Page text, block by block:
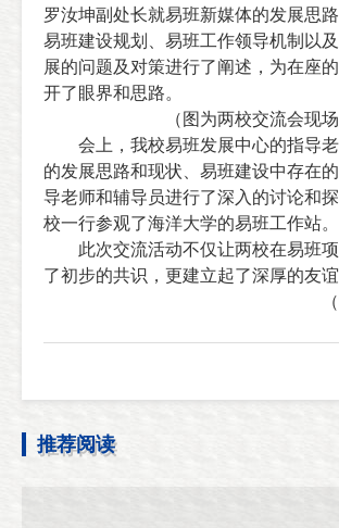
罗汝坤副处长就易班新媒体的发展思
易班建设规划、易班工作领导机制以
展的问题及对策进行了阐述，为在座
开了眼界和思路。
（图为两校交流会现场
会上，我校易班发展中心的指导
的发展思路和现状、易班建设中存在
导老师和辅导员进行了深入的讨论和
校一行参观了海洋大学的易班工作站。
此次交流活动不仅让两校在易班
了初步的共识，更建立起了深厚的友谊
推荐阅读